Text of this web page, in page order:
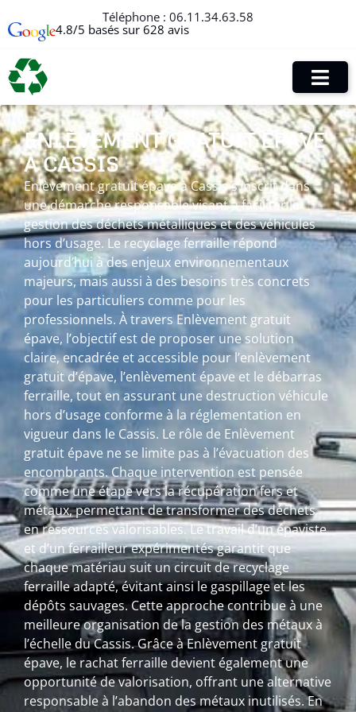
Téléphone : 06.11.34.63.58
4.8/5 basés sur 628 avis
ENLÈVEMENT GRATUIT ÉPAVE
À CASSIS
Enlèvement gratuit épave à Cassis s’inscrit dans
une démarche responsable visant à faciliter la
gestion des déchets métalliques et des véhicules
hors d’usage. Le recyclage ferraille répond
aujourd’hui à des enjeux environnementaux
majeurs, mais aussi à des besoins très concrets
pour les particuliers comme pour les
professionnels. À travers Enlèvement gratuit
épave, l’objectif est de proposer une solution
claire, encadrée et accessible pour l’enlèvement
gratuit d’épave, l’enlèvement épave et le débarras
ferraille, tout en assurant une destruction véhicule
hors d’usage conforme à la réglementation en
vigueur dans le Cassis. Le rôle de Enlèvement
gratuit épave ne se limite pas à l’évacuation des
encombrants. Chaque intervention est pensée
comme une étape vers la récupération fers et
métaux, permettant de transformer des déchets
en ressources valorisables. Le travail d’un épaviste
et d’un ferrailleur expérimentés garantit que
chaque matériau suit un circuit de recyclage
ferraille adapté, évitant ainsi le gaspillage et les
dépôts sauvages. Cette approche contribue à une
meilleure organisation de la gestion des métaux à
l’échelle du Cassis. Grâce à Enlèvement gratuit
épave, le rachat ferraille devient également une
opportunité de valorisation, offrant une alternative
responsable à l’abandon des métaux inutilisés. En